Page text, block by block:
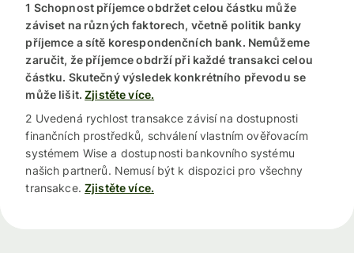
1 Schopnost příjemce obdržet celou částku může
záviset na různých faktorech, včetně politik banky
příjemce a sítě korespondenčních bank. Nemůžeme
zaručit, že příjemce obdrží při každé transakci celou
částku. Skutečný výsledek konkrétního převodu se
může lišit. Zjistěte více.
2 Uvedená rychlost transakce závisí na dostupnosti
finančních prostředků, schválení vlastním ověřovacím
systémem Wise a dostupnosti bankovního systému
našich partnerů. Nemusí být k dispozici pro všechny
transakce. Zjistěte více.